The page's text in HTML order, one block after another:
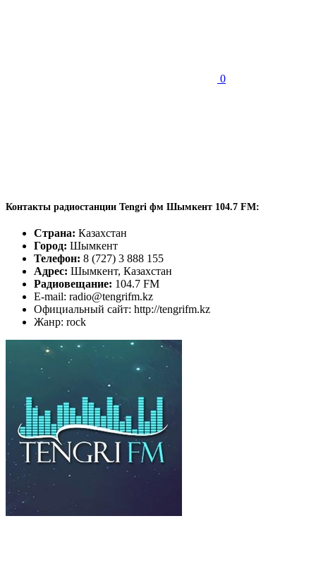
0
Контакты радиостанции Tengri фм Шымкент 104.7 FM:
Страна: Казахстан
Город: Шымкент
Телефон: 8 (727) 3 888 155
Адрес: Шымкент, Казахстан
Радиовещание: 104.7 FM
E-mail: radio@tengrifm.kz
Официальный сайт: http://tengrifm.kz
Жанр: rock